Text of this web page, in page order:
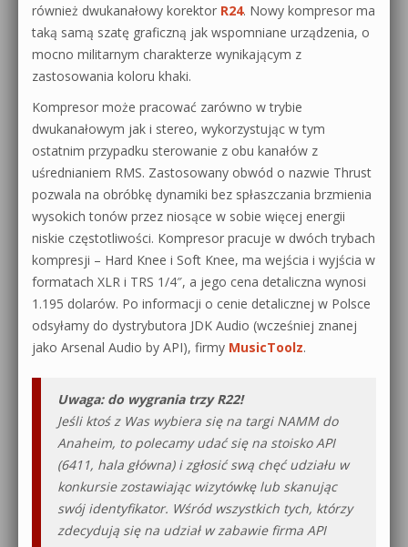
również dwukanałowy korektor R24. Nowy kompresor ma
taką samą szatę graficzną jak wspomniane urządzenia, o
mocno militarnym charakterze wynikającym z
zastosowania koloru khaki.
Kompresor może pracować zarówno w trybie
dwukanałowym jak i stereo, wykorzystując w tym
ostatnim przypadku sterowanie z obu kanałów z
uśrednianiem RMS. Zastosowany obwód o nazwie Thrust
pozwala na obróbkę dynamiki bez spłaszczania brzmienia
wysokich tonów przez niosące w sobie więcej energii
niskie częstotliwości. Kompresor pracuje w dwóch trybach
kompresji – Hard Knee i Soft Knee, ma wejścia i wyjścia w
formatach XLR i TRS 1/4″, a jego cena detaliczna wynosi
1.195 dolarów. Po informacji o cenie detalicznej w Polsce
odsyłamy do dystrybutora JDK Audio (wcześniej znanej
jako Arsenal Audio by API), firmy MusicToolz.
Uwaga: do wygrania trzy R22!
Jeśli ktoś z Was wybiera się na targi NAMM do
Anaheim, to polecamy udać się na stoisko API
(6411, hala główna) i zgłosić swą chęć udziału w
konkursie zostawiając wizytówkę lub skanując
swój identyfikator. Wśród wszystkich tych, którzy
zdecydują się na udział w zabawie firma API